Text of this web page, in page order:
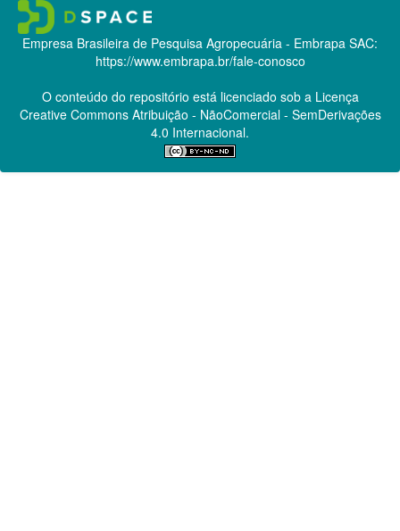
Empresa Brasileira de Pesquisa Agropecuária - Embrapa SAC:
https://www.embrapa.br/fale-conosco
O conteúdo do repositório está licenciado sob a Licença
Creative CommonsAtribuição - NãoComercial - SemDerivações
4.0 Internacional.